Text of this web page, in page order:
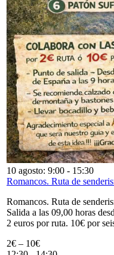
10 agosto: 9:00 - 15:30
Romancos. Ruta de
Romancos. Ruta de
Salida a las 09,00 horas
2 euros por ruta. 10€ por
2€ – 10€